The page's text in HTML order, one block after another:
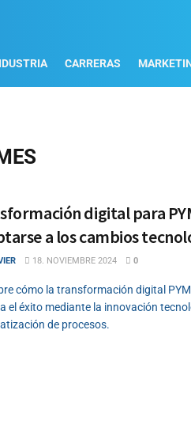
CARRERAS
digital para
a los cambios
18. NOVIEMBRE 2024 0
cómo la transformación digital
el éxito mediante la innovación
de procesos.